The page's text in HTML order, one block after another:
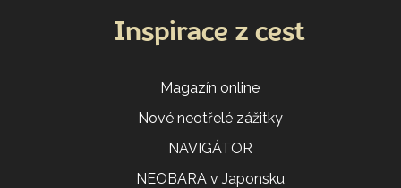
Inspirace z cest
Magazín online
Nové neotřelé zážitky
NAVIGÁTOR
NEOBARA v Japonsku